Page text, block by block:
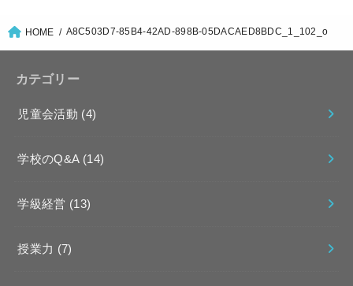
HOME A8C503D7-85B4-42AD-898B-05DACAED8BDC_1_102_o
カテゴリー
児童会活動 (4)
学校のQ&A (14)
学級経営 (13)
授業力 (7)